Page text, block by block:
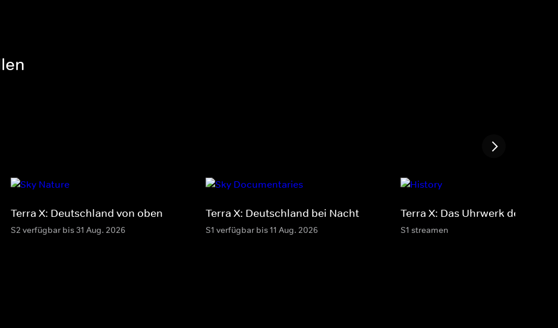
Terra X: Deutschland von oben
S2 verfügbar bis 31 Aug. 2026
Terra X: Deutschland bei Nacht
S1 verfügbar bis 11 Aug. 2026
Terra X: Das Uhrwerk des
S1 streamen